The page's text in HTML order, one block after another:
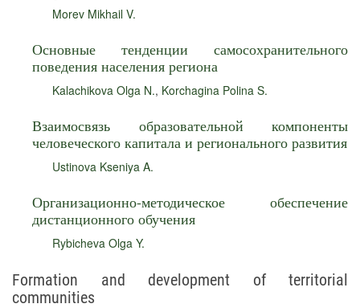
Morev Mikhail V.
Основные тенденции самосохранительного
поведения населения региона
Kalachikova Olga N., Korchagina Polina S.
Взаимосвязь образовательной компоненты
человеческого капитала и регионального развития
Ustinova Kseniya A.
Организационно-методическое обеспечение
дистанционного обучения
Rybicheva Olga Y.
Formation and development of territorial
communities